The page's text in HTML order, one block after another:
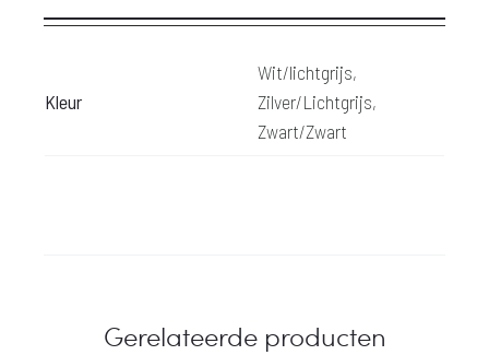
Kleur
Wit/lichtgrijs,
Zilver/Lichtgrijs,
Zwart/Zwart
Gerelateerde producten